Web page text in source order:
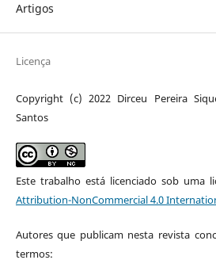
Artigos
Licença
Copyright (c) 2022 Dirceu Pereira
Santos
Este trabalho está licenciado sob uma
Attribution-NonCommercial 4.0
Autores que publicam nesta revista
termos: